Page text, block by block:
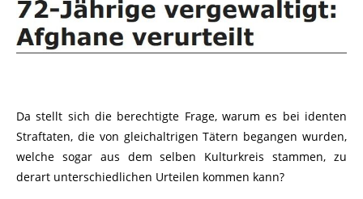
Da stellt sich die berechtigte Frage, warum es bei identen
Straftaten, die von gleichaltrigen Tätern begangen wurden,
welche sogar aus dem selben Kulturkreis stammen, zu
derart unterschiedlichen Urteilen kommen kann?